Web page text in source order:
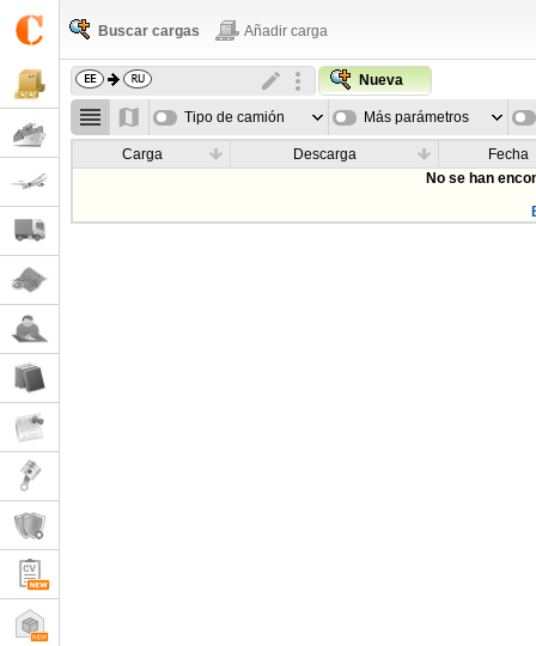
Buscar cargas Añadir carga
Nueva
Tipo de camión Más parámetros
Carga Descarga
Fecha
No se han